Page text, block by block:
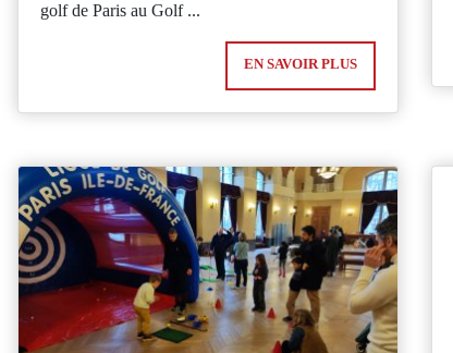
golf de Paris au Golf ...
EN SAVOIR PLUS